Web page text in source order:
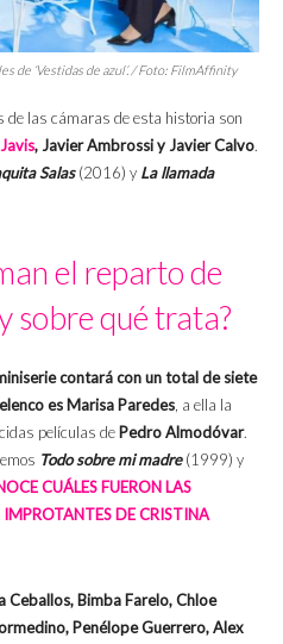
de ‘Vestidas de azul’. / Foto: FilmAffinity
de las cámaras de esta historia son
, Javier Ambrossi y Javier Calvo.
Salas(2016) y La llamada
el reparto de
sobre qué trata?
contará con un total de siete
es Marisa Paredes, a ella la
películas de Pedro Almodóvar.
Todo sobre mi madre(1999) y
CUÁLES FUERON LAS
IMPROTANTES DE CRISTINA
Ceballos, Bimba Farelo, Chloe
Penélope Guerrero, Alex